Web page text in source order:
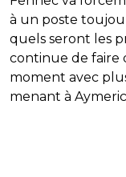
à un poste
quels seront les
continue de faire
moment avec
menant à